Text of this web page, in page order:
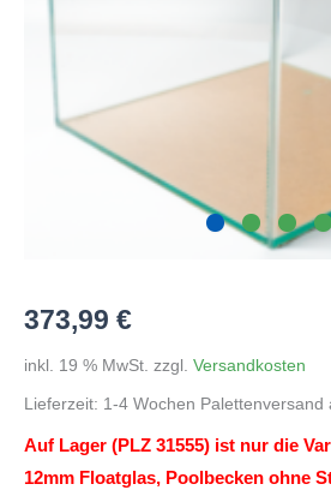
373,99 €
inkl. 19 % MwSt. zzgl. Versandkosten
Lieferzeit: 1-4 Wochen
Auf Lager (PLZ 31555) ist nur die
12mm Floatglas, Poolbecken ohne